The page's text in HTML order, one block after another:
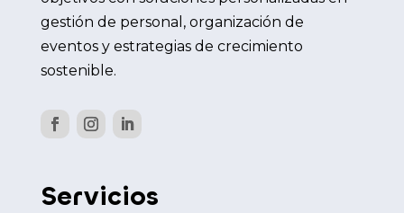
gestión de personal, organización de
eventos y estrategias de crecimiento
sostenible.
Servicios